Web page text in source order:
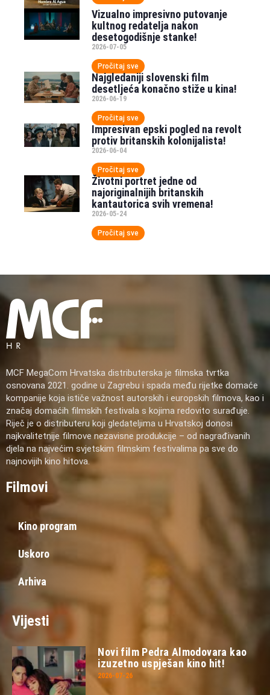
Vizualno impresivno putovanje
kultnog redatelja nakon
desetogodišnje stanke!
2026-07-05
Pročitaj sve
Najgledaniji slovenski film
desetljeća konačno stiže u kina!
2026-06-19
Pročitaj sve
Impresivan epski pogled na revolt
protiv britanskih kolonijalista!
2026-06-04
Pročitaj sve
Životni portret jedne od
najoriginalnijih britanskih
kantautorica svih vremena!
2026-05-24
Pročitaj sve
MCF MegaCom Hrvatska distributerska je filmska tvrtka
osnovana 2021. godine u Zagrebu i spada među rijetke domaće
kompanije koja ističe važnost autorskih i europskih filmova, kao i
značaj domaćih filmskih festivala s kojima redovito surađuje.
Riječ je o distributeru koji gledateljima u Hrvatskoj donosi
najkvalitetnije filmove nezavisne produkcije – od nagrađivanih
djela na najvećim svjetskim filmskim festivalima pa sve do
najnovijih kino hitova.
Filmovi
Kino program
Uskoro
Arhiva
Vijesti
Novi film Pedra Almodovara kao
izuzetno uspješan kino hit!
2026-07-26